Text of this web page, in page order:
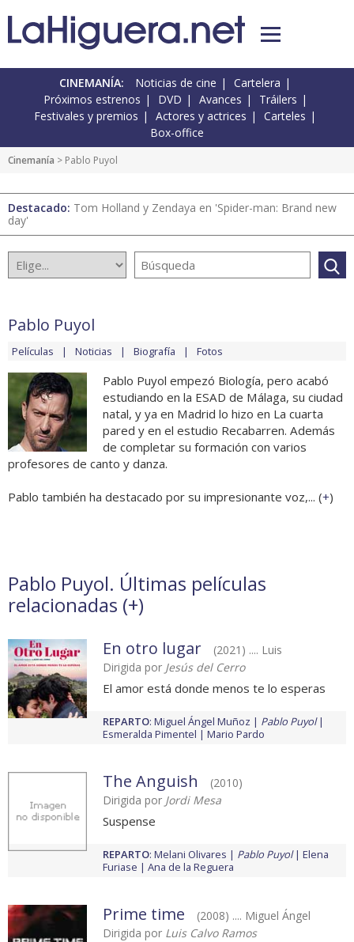
CINEMANÍA: Noticias de cine
Cartelera
Próximos estrenos
DVD Avances
Tráilers
Festivales y premios
Actores y actrices
Carteles
Box-office
Cinemanía > Pablo Puyol
Destacado: Tom Holland y Zendaya en 'Spider-man: Brand new
day'
Pablo Puyol
Películas Noticias Biografía Fotos
Pablo Puyol empezó Biología, pero acabó
estudiando en la ESAD de Málaga, su ciudad
natal, y ya en Madrid lo hizo en La cuarta
pared y en el estudio Recabarren. Además
de completar su formación con varios
profesores de canto y danza.
Pablo también ha destacado por su impresionante voz,... (+)
Pablo Puyol. Últimas películas
relacionadas (+)
En otro lugar
(2021) .... Luis
Dirigida por Jesús del Cerro
El amor está donde menos te lo esperas
REPARTO: Miguel Ángel Muñoz
Pablo Puyol
Esmeralda Pimentel
Mario Pardo
The Anguish
(2010)
Dirigida por Jordi Mesa
Suspense
REPARTO: Melani Olivares Pablo Puyol
Elena
Furiase
Ana de la Reguera
Prime time
(2008) .... Miguel Ángel
Dirigida por Luis Calvo Ramos